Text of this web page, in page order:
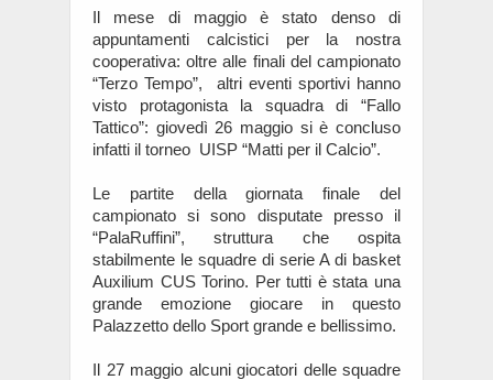
Il mese di maggio è stato denso di
appuntamenti calcistici per la nostra
cooperativa: oltre alle finali del campionato
“Terzo Tempo”, altri eventi sportivi hanno
visto protagonista la squadra di “Fallo
Tattico”: giovedì 26 maggio si è concluso
infatti il torneo UISP “Matti per il Calcio”.
Le partite della giornata finale del
campionato si sono disputate presso il
“PalaRuffini”, struttura che ospita
stabilmente le squadre di serie A di basket
Auxilium CUS Torino. Per tutti è stata una
grande emozione giocare in questo
Palazzetto dello Sport grande e bellissimo.
Il 27 maggio alcuni giocatori delle squadre